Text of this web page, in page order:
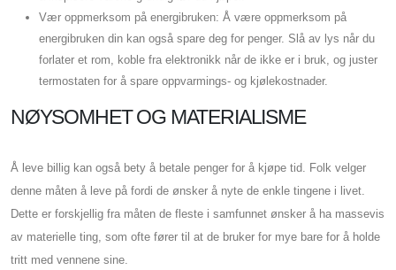
Vær oppmerksom på energibruken: Å være oppmerksom på
energibruken din kan også spare deg for penger. Slå av lys når du
forlater et rom, koble fra elektronikk når de ikke er i bruk, og juster
termostaten for å spare oppvarmings- og kjølekostnader.
NØYSOMHET OG MATERIALISME
Å leve billig kan også bety å betale penger for å kjøpe tid. Folk velger
denne måten å leve på fordi de ønsker å nyte de enkle tingene i livet.
Dette er forskjellig fra måten de fleste i samfunnet ønsker å ha massevis
av materielle ting, som ofte fører til at de bruker for mye bare for å holde
tritt med vennene sine.